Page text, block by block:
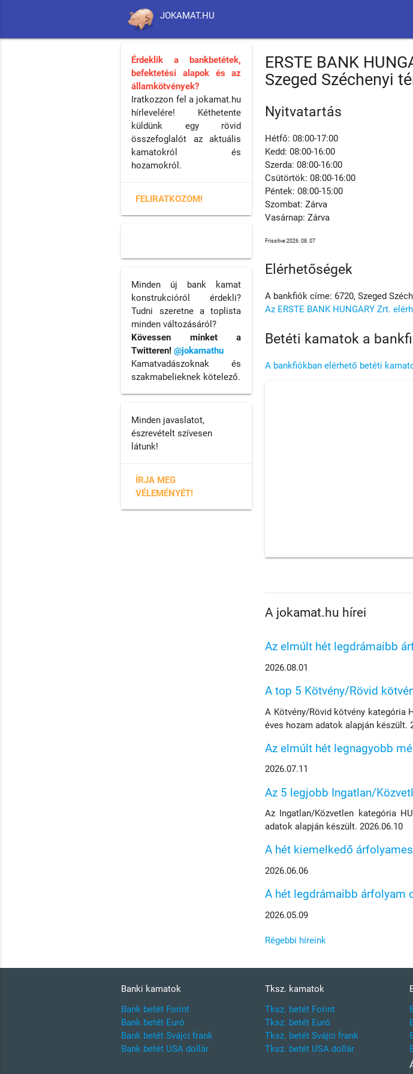
JOKAMAT.HU
ERSTE BANK
Szeged Széchenyi
Nyitvatartás
Hétfő: 08:00-17:00
Kedd: 08:00-16:00
Szerda: 08:00-16:00
Csütörtök: 08:00-16:00
Péntek: 08:00-15:00
Szombat: Zárva
Vasárnap: Zárva
Frissítve:2026. 08. 07
Elérhetőségek
A bankfiók címe: 6720, Szeged
Az ERSTE BANK HUNGARY Zrt.
Betéti kamatok a
A bankfiókban elérhető betéti
A jokamat.hu hírei
Az elmúlt hét legdrámaibb
2026.08.01
A top 5 Kötvény/Rövid
A Kötvény/Rövid kötvény kategória
éves hozam adatok alapján készült.
Az elmúlt hét legnagyobb
2026.07.11
Az 5 legjobb Ingatlan/
Az Ingatlan/Közvetlen kategória
adatok alapján készült. 2026.06.10
A hét kiemelkedő
2026.06.06
A hét legdrámaibb árfolyam
2026.05.09
Régebbi híreink
Érdeklik a bankbetétek,
befektetési alapok és az
államkötvények?
Iratkozzon fel a jokamat.hu
hírlevelére! Kéthetente
küldünk egy rövid
összefoglalót az aktuális
kamatokról és
hozamokról.
FELIRATKOZOM!
Minden új bank kamat
konstrukcióról érdekli?
Tudni szeretne a toplista
minden változásáról?
Kövessen minket a
Twitteren!@jokamathu
Kamatvadászoknak és
szakmabelieknek kötelező.
Minden javaslatot,
észrevételt szívesen
látunk!
ÍRJA MEG
VÉLEMÉNYÉT!
Banki kamatok
Bank betét Forint
Bank betét Euró
Bank betét Svájci frank
Bank betét USA dollár
Tksz. kamatok
Tksz. betét Forint
Tksz. betét Euró
Tksz. betét Svájci frank
Tksz. betét USA dollár